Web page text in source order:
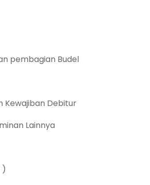
pembagian Budel
Kewajiban Debitur
Lainnya
)